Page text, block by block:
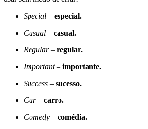
Special – especial.
Casual – casual.
Regular– regular.
Important– importante.
Success – sucesso.
Car– carro.
Comedy – comédia.